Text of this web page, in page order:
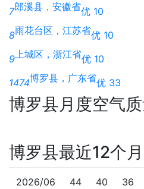
7郎溪县，安徽省优 10
8雨花台区，江苏省优 10
9上城区，浙江省优 10
1474博罗县，广东省优 33
博罗县月度空气
博罗县最近12个
2026/06 44 40 36